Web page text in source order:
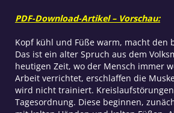
PDF-Download-Artikel – Vorschau:
Kopf kühl und Füße warm, macht den
Das ist ein alter Spruch aus dem
heutigen Zeit, wo der Mensch immer
Arbeit verrichtet, erschlaffen die
wird nicht trainiert.
Tagesordnung. Diese beginnen,